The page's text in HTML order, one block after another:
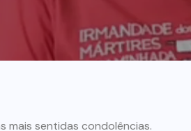
mais sentidas condolências.